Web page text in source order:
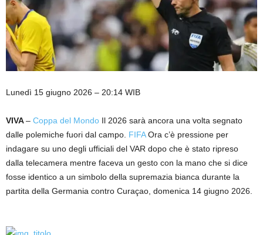
Lunedì 15 giugno 2026 – 20:14 WIB
VIVA– Coppa del Mondo Il 2026 sarà ancora una volta segnato
dalle polemiche fuori dal campo. FIFAOra c’è pressione per
indagare su uno degli ufficiali del VAR dopo che è stato ripreso
dalla telecamera mentre faceva un gesto con la mano che si dice
fosse identico a un simbolo della supremazia bianca durante la
partita della Germania contro Curaçao, domenica 14 giugno 2026.